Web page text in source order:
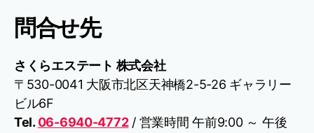
問合せ先
さくらエステート 株式会社
〒530-0041 大阪市北区天神橋2-5-26 ギャラリー
ビル6F
Tel. 06-6940-4772/ 営業時間 午前9:00 ～ 午後